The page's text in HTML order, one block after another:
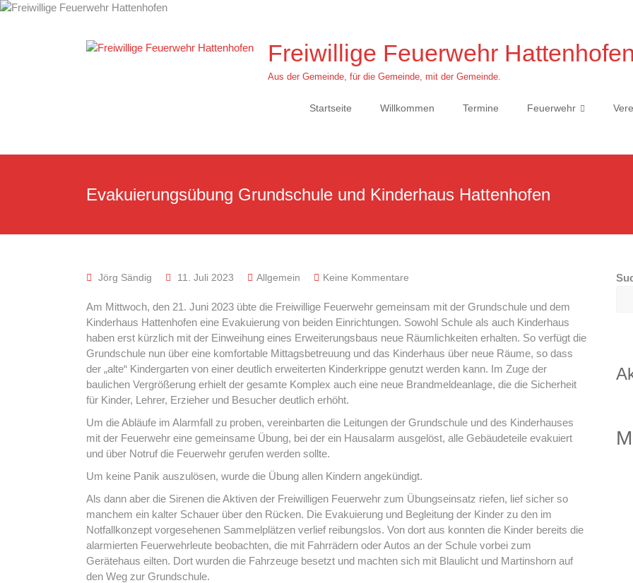
Zum
Freiwillige Feuerwehr Hattenhofen
Aus der Gemeinde, für die Gemeinde, mit der Gemeinde.
Startseite Willkommen Termine Feuerwehr
Evakuierungsübung Grundschule und Kinderhaus Hattenhofen
Jörg Sändig 11. Juli 2023 Allgemein Keine Kommentare
Am Mittwoch, den 21. Juni 2023 übte die Freiwillige Feuerwehr gemeinsam mit der Grundschule und dem
Kinderhaus Hattenhofen eine Evakuierung von beiden Einrichtungen. Sowohl Schule als auch Kinderhaus
haben erst kürzlich mit der Einweihung eines Erweiterungsbaus neue Räumlichkeiten erhalten. So verfügt die
Grundschule nun über eine komfortable Mittagsbetreuung und das Kinderhaus über neue Räume, so dass
der „alte“ Kindergarten von einer deutlich erweiterten Kinderkrippe genutzt werden kann. Im Zuge der
baulichen Vergrößerung erhielt der gesamte Komplex auch eine neue Brandmeldeanlage, die die Sicherheit
für Kinder, Lehrer, Erzieher und Besucher deutlich erhöht.
Um die Abläufe im Alarmfall zu proben, vereinbarten die Leitungen der Grundschule und des Kinderhauses
mit der Feuerwehr eine gemeinsame Übung, bei der ein Hausalarm ausgelöst, alle Gebäudeteile evakuiert
und über Notruf die Feuerwehr gerufen werden sollte.
Um keine Panik auszulösen, wurde die Übung allen Kindern angekündigt.
Als dann aber die Sirenen die Aktiven der Freiwilligen Feuerwehr zum Übungseinsatz riefen, lief sicher so
manchem ein kalter Schauer über den Rücken. Die Evakuierung und Begleitung der Kinder zu den im
Notfallkonzept vorgesehenen Sammelplätzen verlief reibungslos. Von dort aus konnten die Kinder bereits die
alarmierten Feuerwehrleute beobachten, die mit Fahrrädern oder Autos an der Schule vorbei zum
Gerätehaus eilten. Dort wurden die Fahrzeuge besetzt und machten sich mit Blaulicht und Martinshorn auf
den Weg zur Grundschule.